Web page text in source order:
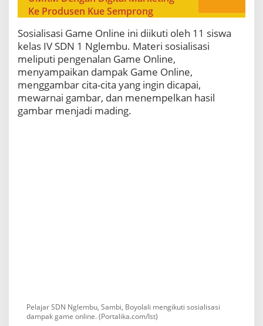
Ke Produsen Kue Semprong
Sosialisasi Game Online ini diikuti oleh 11 siswa
kelas IV SDN 1 Nglembu. Materi sosialisasi
meliputi pengenalan Game Online,
menyampaikan dampak Game Online,
menggambar cita-cita yang ingin dicapai,
mewarnai gambar, dan menempelkan hasil
gambar menjadi mading.
Pelajar SDN Nglembu, Sambi, Boyolali mengikuti sosialisasi
dampak game online. (Portalika.com/Ist)